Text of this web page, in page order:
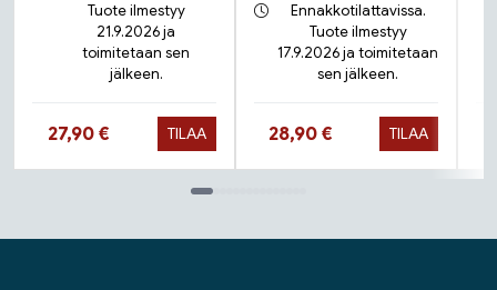
Tuote ilmestyy
21.9.2026 ja
toimitetaan sen
jälkeen.
Hinta nyt
27,90 € TILAA
Ennakkotilattavissa.
Tuote ilmestyy
17.9.2026 ja toimitetaan
sen jälkeen.
Hinta nyt
28,90 € TILAA